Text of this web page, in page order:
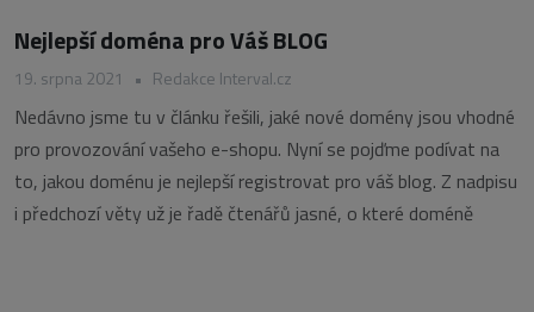
Nejlepší doména pro Váš BLOG
19. srpna 2021 • Redakce Interval.cz
Nedávno jsme tu v článku řešili, jaké nové domény jsou vhodné
pro provozování vašeho e-shopu. Nyní se pojďme podívat na
to, jakou doménu je nejlepší registrovat pro váš blog. Z nadpisu
i předchozí věty už je řadě čtenářů jasné, o které doméně